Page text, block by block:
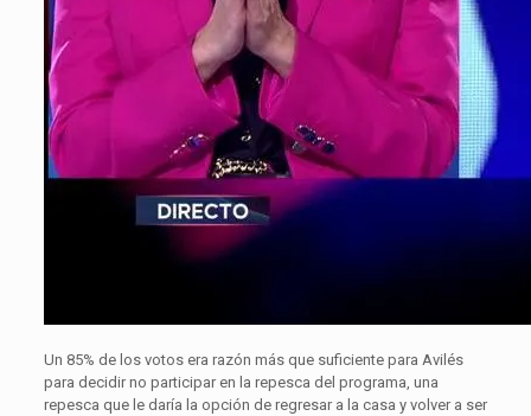
Un 85% de los votos era razón más que suficiente para Avilés
para decidir no participar en la repesca del programa, una
repesca que le daría la opción de regresar a la casa y volver a ser